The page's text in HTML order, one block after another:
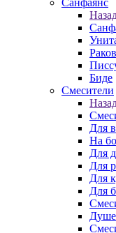
Санфаянс
Биде
Смесители
Для
На
Для
Для
Для
Для